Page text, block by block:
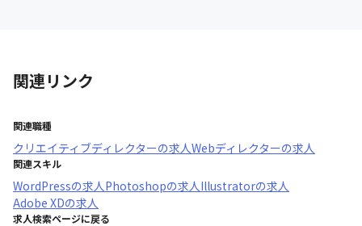
関連リンク
関連職種
クリエイティブディレクターの求人Webディレクターの求人
関連スキル
WordPressの求人 Photoshopの求人 Illustratorの求人
Adobe XDの求人
求人検索ページに戻る